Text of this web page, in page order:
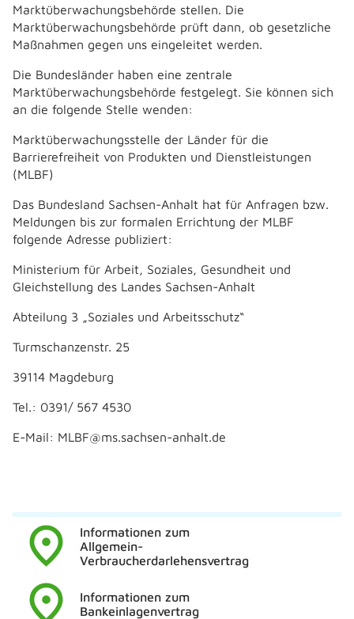
Marktüberwachungsbehörde stellen. Die
Marktüberwachungsbehörde prüft dann, ob gesetzliche
Maßnahmen gegen uns eingeleitet werden.
Die Bundesländer haben eine zentrale
Marktüberwachungsbehörde festgelegt. Sie können sich
an die folgende Stelle wenden:
Marktüberwachungsstelle der Länder für die
Barrierefreiheit von Produkten und Dienstleistungen
(MLBF)
Das Bundesland Sachsen-Anhalt hat für Anfragen bzw.
Meldungen bis zur formalen Errichtung der MLBF
folgende Adresse publiziert:
Ministerium für Arbeit, Soziales, Gesundheit und
Gleichstellung des Landes Sachsen-Anhalt
Abteilung 3 „Soziales und Arbeitsschutz“
Turmschanzenstr. 25
39114 Magdeburg
Tel.: 0391/ 567 4530
E-Mail: MLBF@ms.sachsen-anhalt.de
Informationen zum
Allgemein-
Verbraucherdarlehensvertrag
Informationen zum
Bankeinlagenvertrag